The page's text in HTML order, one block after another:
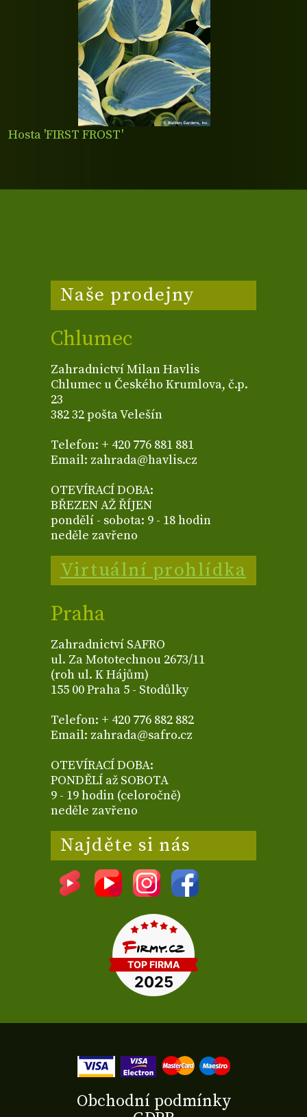
Hosta 'FIRST FROST'
Naše prodejny
Chlumec
Zahradnictví Milan Havlis
Chlumec u Českého Krumlova, č.p.
23
382 32 pošta Velešín
Telefon: + 420 776 881 881
Email: zahrada@havlis.cz
OTEVÍRACÍ DOBA:
BŘEZEN AŽ ŘÍJEN
pondělí - sobota: 9 - 18 hodin
neděle zavřeno
Virtuální prohlídka
Praha
Zahradnictví SAFRO
ul. Za Mototechnou 2673/11
(roh ul. K Hájům)
155 00 Praha 5 - Stodůlky
Telefon: + 420 776 882 882
Email: zahrada@safro.cz
OTEVÍRACÍ DOBA:
PONDĚLÍ až SOBOTA
9 - 19 hodin (celoročně)
neděle zavřeno
Najděte si nás
Obchodní podmínky